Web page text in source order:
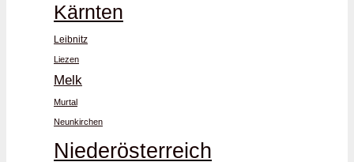
Kärnten
Leibnitz
Liezen
Melk
Murtal
Neunkirchen
Niederösterreich